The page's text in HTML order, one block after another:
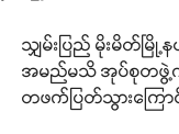
သျှမ်းပြည် မိုးမိတ်မြို့
အမည်မသိ အုပ်စုတဖွဲ့က
တဖက်ပြတ်သွားကြော